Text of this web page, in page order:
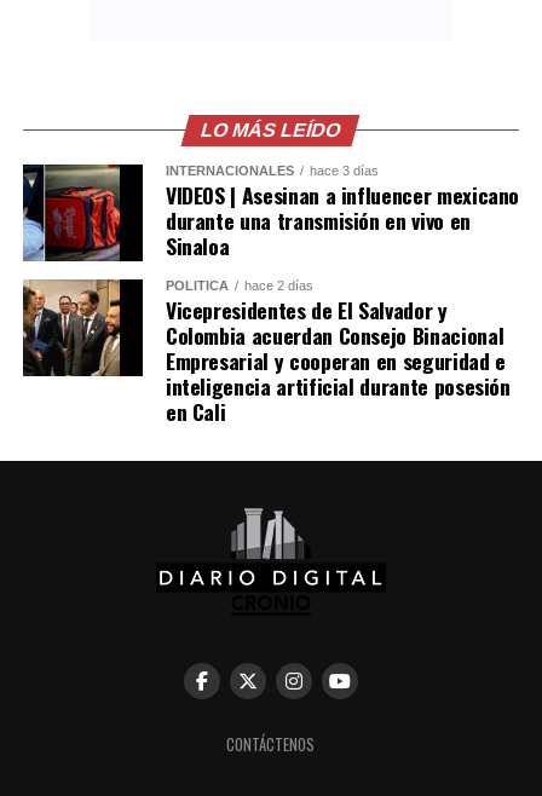
Comparte esto:
Me gusta esto:
LO MÁS LEÍDO
INTERNACIONALES hace 3 días
VIDEOS | Asesinan a influencer mexicano
durante una transmisión en vivo en
Sinaloa
POLÍTICA hace 2 días
Vicepresidentes de El Salvador y
Colombia acuerdan Consejo Binacional
Empresarial y cooperan en seguridad e
inteligencia artificial durante posesión
en Cali
CONTÁCTENOS